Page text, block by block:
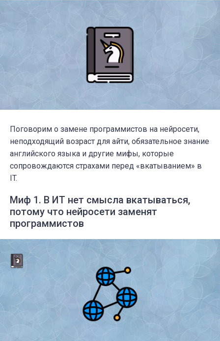
Поговорим о замене программистов на нейросети,
неподходящий возраст для айти, обязательное знание
английского языка и другие мифы, которые
сопровождаются страхами перед «вкатыванием» в
IT.
Миф 1. В ИТ нет смысла вкатываться,
потому что нейросети заменят
программистов